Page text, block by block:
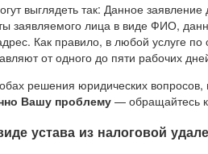
выглядеть так: Данное заявление
заявляемого лица в виде ФИО,
Как правило, в любой услуге по
от одного до пяти рабочих
решения юридических
Вашу проблему— обращайтесь к
устава из налоговой